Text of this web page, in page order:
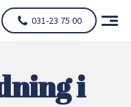
031-23 75 00
i